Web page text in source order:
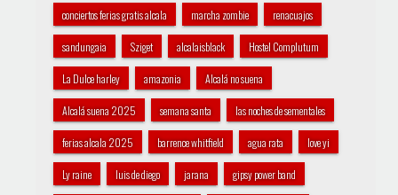
conciertos ferias gratis alcala marcha zombie renacuajos
sandungaia Sziget alcalaisblack Hostel Complutum
La Dulce harley amazonia Alcalá no suena
Alcalá suena 2025 semana santa las noches de sementales
ferias alcala 2025 barrence whitfield agua rata love yi
Ly raine luis de diego jarana gipsy power band